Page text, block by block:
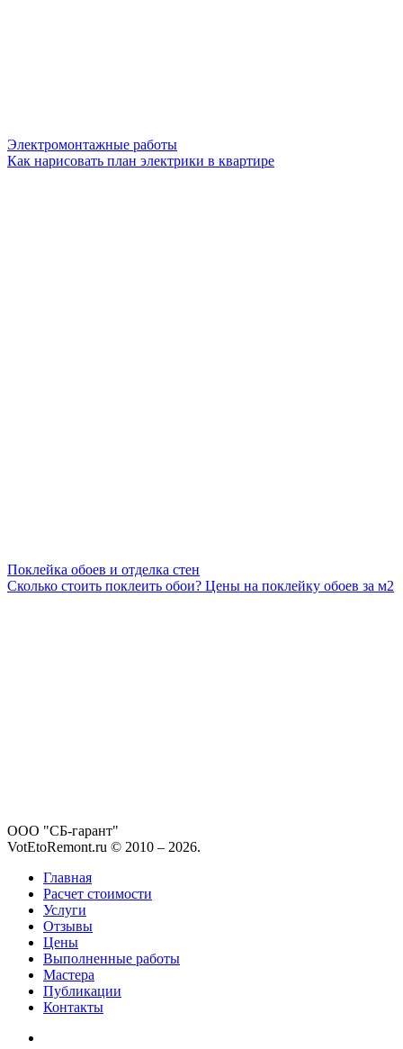
Электромонтажные работы
Как нарисовать план электрики в квартире
Поклейка обоев и отделка стен
Сколько стоить поклеить обои? Цены на поклейку обоев за м2
ООО "СБ-гарант"
VotEtoRemont.ru © 2010 – 2026.
Главная
Расчет стоимости
Услуги
Отзывы
Цены
Выполненные работы
Мастера
Публикации
Контакты